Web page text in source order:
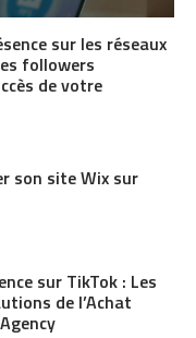
sur les réseaux
followers
de votre
son site Wix sur
sur TikTok : Les
de l’Achat